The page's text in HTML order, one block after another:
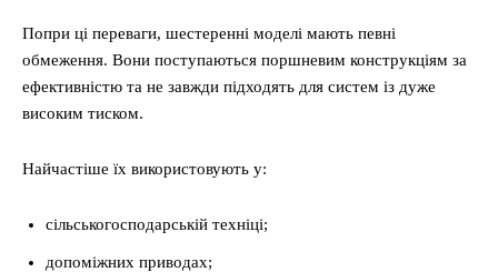
Попри ці переваги, шестеренні моделі мають певні
обмеження. Вони поступаються поршневим конструкціям за
ефективністю та не завжди підходять для систем із дуже
високим тиском.
Найчастіше їх використовують у:
сільськогосподарській техніці;
допоміжних приводах;